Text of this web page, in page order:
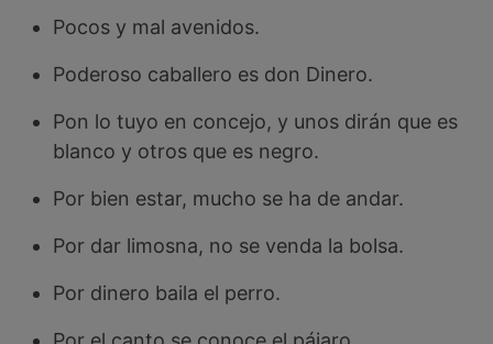
Pocos y mal avenidos.
Poderoso caballero es don Dinero.
Pon lo tuyo en concejo, y unos dirán que es
blanco y otros que es negro.
Por bien estar, mucho se ha de andar.
Por dar limosna, no se venda la bolsa.
Por dinero baila el perro.